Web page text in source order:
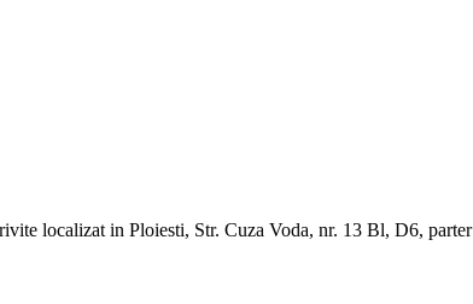
localizat in Ploiesti, Str. Cuza Voda, nr. 13 Bl, D6, parter